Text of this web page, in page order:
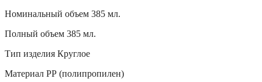
Номинальный объем 385 мл.
Полный объем 385 мл.
Тип изделия Круглое
Материал РР (полипропилен)